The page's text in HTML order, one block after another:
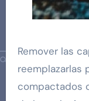
Remover las
reemplazarlas
compactados